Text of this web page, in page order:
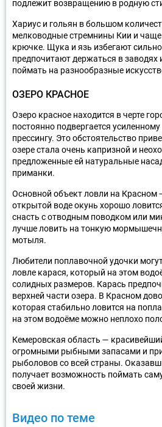
подлежит возвращению в родную
Хариус и гольян в большом
мелководные стремнины Кии и
крючке. Щука и язь избегают
предпочитают держаться в заводях
поймать на разнообразные
ОЗЕРО КРАСНОЕ
Озеро красное находится в черте
постоянно подвергается
прессингу. Это обстоятельство
озере стала очень капризной и
предложенные ей натуральные
приманки.
Основной объект ловли на Красном
открытой воде окунь хорошо
снасть с отводным поводком или
лучше ловить на тонкую
мотыля.
Любители поплавочной удочки
ловле карася, который на этом
солидных размеров. Карась
верхней части озера. В Красном
которая стабильно ловится на
на этом водоёме можно неплохо
Кемеровская область —
огромными рыбными запасами и
рыболовов со всей страны.
получает возможность поймать
своей жизни.
Видео по теме